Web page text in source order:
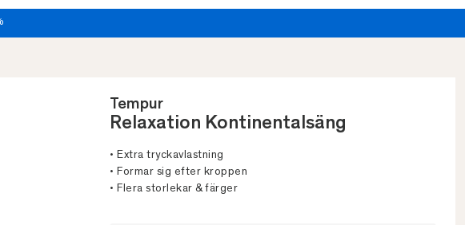
Läs mer
Tempur
Relaxation Kontinentalsäng
• Extra tryckavlastning
• Formar sig efter kroppen
• Flera storlekar & färger